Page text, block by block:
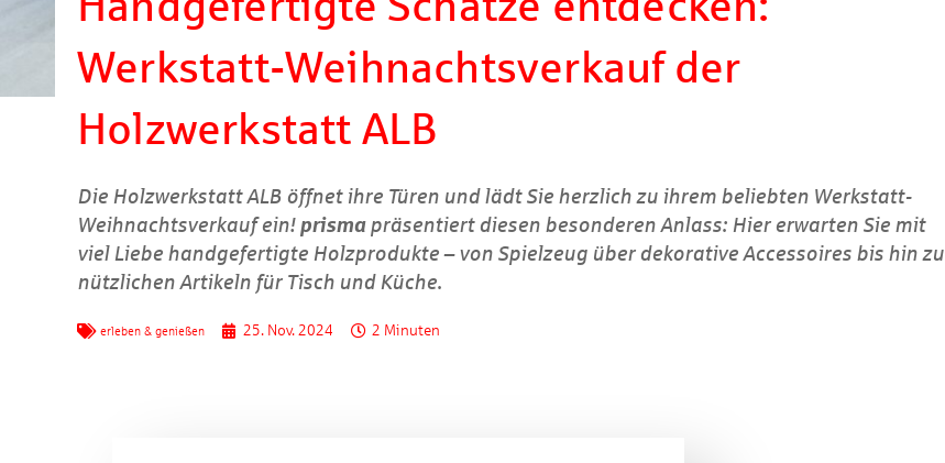
Werkstatt-Weihnachtsverkauf der
Holzwerkstatt ALB
Die Holzwerkstatt ALB öffnet ihre Türen und lädt Sie herzlich zu ihrem beliebten Werkstatt-
Weihnachtsverkauf ein!prismapräsentiert diesen besonderen Anlass: Hier erwarten Sie mit
viel Liebe handgefertigte Holzprodukte – von Spielzeug über dekorative Accessoires bis hin zu
nützlichen Artikeln für Tisch und Küche.
erleben & genießen 25. Nov. 2024 2 Minuten